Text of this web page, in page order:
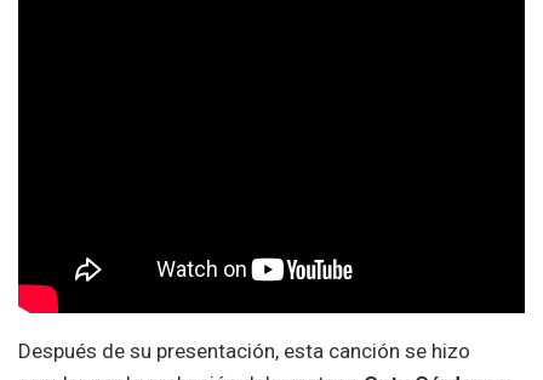
Después de su presentación, esta canción se hizo